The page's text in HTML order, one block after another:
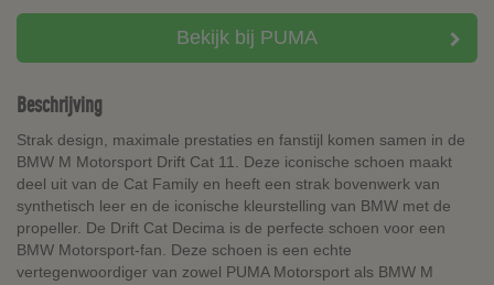
Bekijk bij PUMA
Beschrijving
Strak design, maximale prestaties en fanstijl komen samen in de
BMW M Motorsport Drift Cat 11. Deze iconische schoen maakt
deel uit van de Cat Family en heeft een strak bovenwerk van
synthetisch leer en de iconische kleurstelling van BMW met de
propeller. De Drift Cat Decima is de perfecte schoen voor een
BMW Motorsport-fan. Deze schoen is een echte
vertegenwoordiger van zowel PUMA Motorsport als BMW M